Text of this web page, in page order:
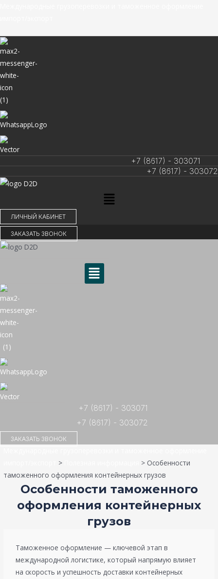
+7 (8617) - 303071
+7 (8617) - 303072
Меню
ЛИЧНЫЙ КАБИНЕТ
ЗАКАЗАТЬ ЗВОНОК
Меню
+7 (8617) - 303071
+7 (8617) - 303072
ЗАКАЗАТЬ ЗВОНОК
> > Особенности
таможенного оформления контейнерных грузов
Особенности таможенного
оформления контейнерных
грузов
Таможенное оформление — ключевой этап в
международной логистике, который напрямую влияет
на скорость и успешность доставки контейнерных